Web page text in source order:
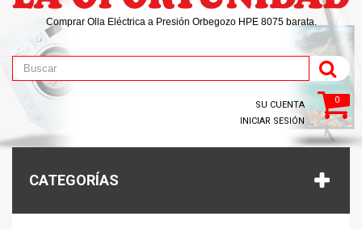
Comprar Olla Eléctrica a Presión Orbegozo HPE 8075 barata.
0
SU CUENTA
INICIAR SESIÓN
CATEGORÍAS